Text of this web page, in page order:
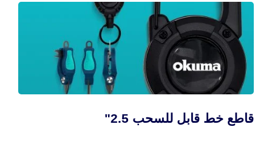
قاطع خط قابل للسحب 2.5"